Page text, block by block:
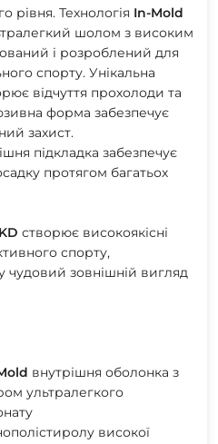
рівня. Технологія In-Mold
шолом з високим
і розроблений для
спорту. Унікальна
відчуття прохолоди та
форма забезпечує
захист.
підкладка забезпечує
протягом багатьох
створює високоякісні
спорту,
зовнішній вигляд
внутрішня оболонка з
ультралегкого
високої